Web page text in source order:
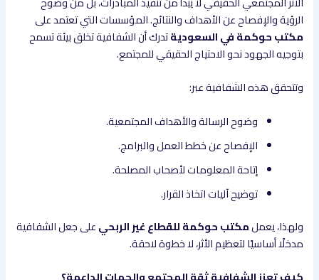
الرؤية والإفصاح عن الأهداف والنتائج. المؤسسات التي تعتمد على
مكتب حوكمة في السعوديةتدرك أن الشفافية تخلق بيئة تسمح
بتوجيه الجهود نحو الاحتياج الحقيقي للمجتمع.
وتتحقق هذه الشفافية عبر:
وضوح الرسالة والأهداف المجتمعية.
الإفصاح عن خطط العمل والبرامج.
إتاحة المعلومات لأصحاب المصلحة.
توضيح آليات اتخاذ القرار.
ولهذا، يعملمكتب حوكمة للقطاع غير الربحيعلى جعل الشفافية
مدخلًا أساسيًا لتعظيم الأثر، لا خطوة لاحقة.